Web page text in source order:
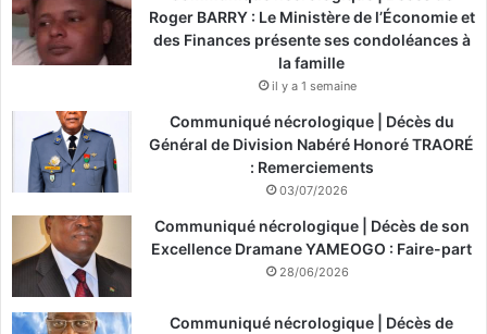
Roger BARRY : Le Ministère de l’Économie et
des Finances présente ses condoléances à
la famille
il y a 1 semaine
Communiqué nécrologique | Décès du
Général de Division Nabéré Honoré TRAORÉ
: Remerciements
03/07/2026
Communiqué nécrologique | Décès de son
Excellence Dramane YAMEOGO : Faire-part
28/06/2026
Communiqué nécrologique | Décès de